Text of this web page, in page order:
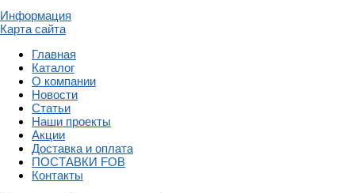
Информация
Карта сайта
Главная
Каталог
О компании
Новости
Статьи
Наши проекты
Акции
Доставка и оплата
ПОСТАВКИ FOB
Контакты